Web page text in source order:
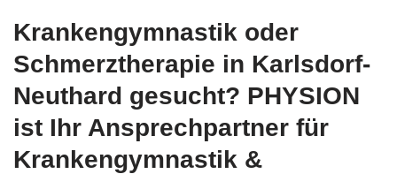
Krankengymnastik oder
Schmerztherapie in Karlsdorf-
Neuthard gesucht? PHYSION
ist Ihr Ansprechpartner für
Krankengymnastik &